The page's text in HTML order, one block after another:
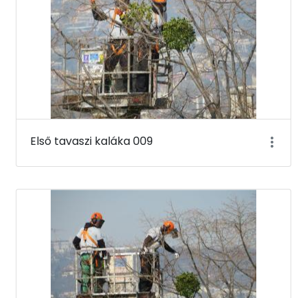
Első tavaszi kaláka 009